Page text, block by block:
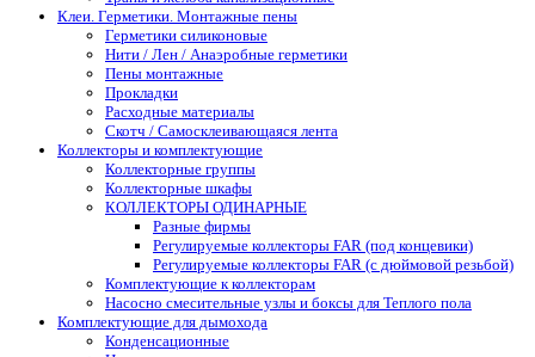
Клеи. Герметики. Монтажные пены
Герметики силиконовые
Нити / Лен / Анаэробные герметики
Пены монтажные
Прокладки
Расходные материалы
Скотч / Самосклеивающаяся лента
Коллекторы и комплектующие
Коллекторные группы
Коллекторные шкафы
КОЛЛЕКТОРЫ ОДИНАРНЫЕ
Разные фирмы
Регулируемые коллекторы FAR (под концевики)
Регулируемые коллекторы FAR (с дюймовой резьбой)
Комплектующие к коллекторам
Насосно смесительные узлы и боксы для Теплого пола
Комплектующие для дымохода
Конденсационные